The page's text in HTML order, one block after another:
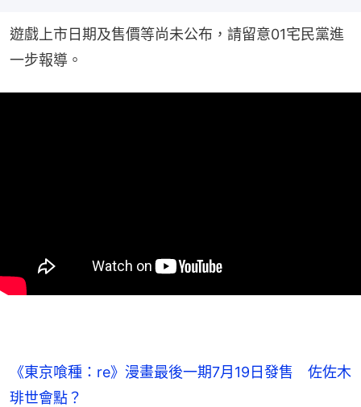
遊戲上市日期及售價等尚未公布，請留意01宅民黨進
一步報導。
《東京喰種：re》漫畫最後一期7月19日發售 佐佐木
琲世會點？